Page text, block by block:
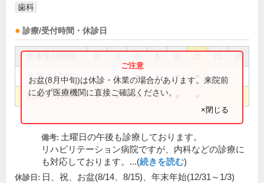
歯科
診療/受付時間・休診日
祝
8:30～12:00 ● ● ● ● ●
13:30～17:00 ● ● ● ●
お盆(8月中旬)は休診・休業の場合があります。来院前
に必ず医療機関に直接ご確認ください。
×閉じる
備考: 土曜日の午後も診療しております。
リハビリテーション病院ですが、内科などの診療に
も対応しております。...(続きを読む)
休診日: 日、祝、お盆(8/14、8/15)、年末年始(12/31～1/3)